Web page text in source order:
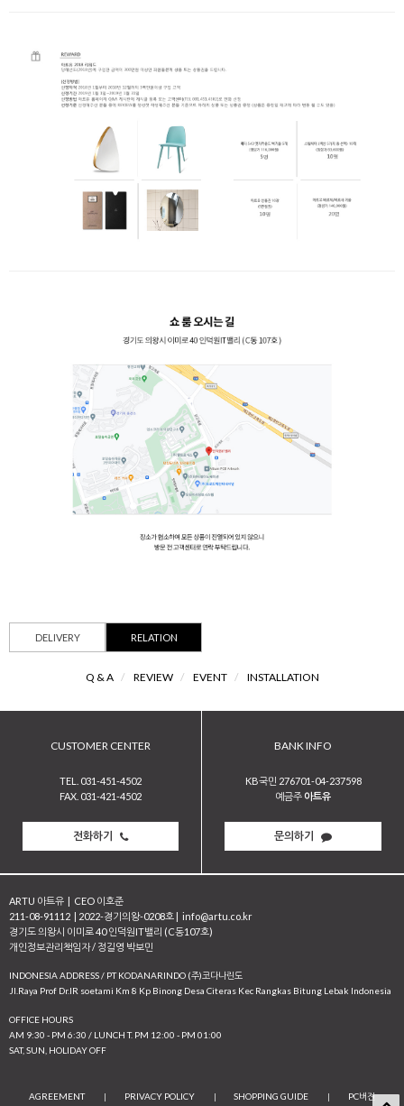
DELIVERY RELATION
Q & A / REVIEW / EVENT / INSTALLATION
CUSTOMER CENTER
TEL. 031-451-4502
FAX. 031-421-4502
전화하기
BANK INFO
KB국민 276701-04-237598
예금주 아트유
문의하기
ARTU 아트유
CEO 이호준
211-08-91112
2022-경기의왕-0208호
info@artu.co.kr
경기도 의왕시 이미로 40 인덕원IT밸리 (C동107호)
개인정보관리책임자 / 정길영 박보민
INDONESIA ADDRESS / PT KODANARINDO (주)코다나린도
JI.Raya Prof Dr.IR soetami Km 8 Kp Binong Desa Citeras Kec Rangkas Bitung Lebak Indonesia
OFFICE HOURS
AM 9:30 - PM 6:30 / LUNCH T. PM 12:00 - PM 01:00
SAT, SUN, HOLIDAY OFF
AGREEMENT | PRIVACY POLICY | SHOPPING GUIDE | PC버전